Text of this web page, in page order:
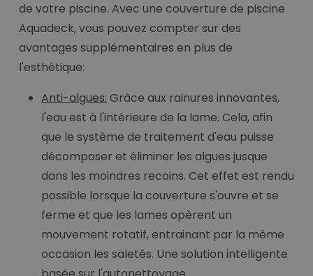
de votre piscine. Avec une couverture de piscine
Aquadeck, vous pouvez compter sur des
avantages supplémentaires en plus de
l'esthétique:
Anti-algues: Grâce aux rainures innovantes,
l'eau est à l'intérieure de la lame. Cela, afin
que le système de traitement d'eau puisse
décomposer et éliminer les algues jusque
dans les moindres recoins. Cet effet est rendu
possible lorsque la couverture s'ouvre et se
ferme et que les lames opèrent un
mouvement rotatif, entrainant par la même
occasion les saletés. Une solution intelligente